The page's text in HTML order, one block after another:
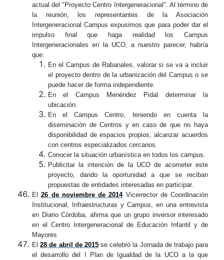
actual del "Proyecto Centro Intergeneracional". Al término de
la reunión, los representantes de la Asociación
Intergeneracional Campus expusimos que para poder dar el
impulso final que haga realidad los Campus
Intergeneracionales en la UCO, a nuestro parecer, habría
que:
En el Campus de Rabanales, valorar si se va a incluir
el proyecto dentro de la urbanización del Campus o se
puede hacer de forma independiente.
En el Campus Menéndez Pidal determinar la
ubicación.
En el Campus Centro, teniendo en cuenta la
diseminación de Centros y en caso de que no haya
disponibilidad de espacios propios, alcanzar acuerdos
con centros especializados cercanos.
Conocer la situación urbanística en todos los campus.
Publicitar la intención de la UCO de acometer este
proyecto, dando la oportunidad a que se reciban
propuestas de entidades interesadas en participar.
El26 de noviembre de 2014Vicerrector de Coordinación
Institucional, Infraestructuras y Campus, en una entrevista
en Diario Córdoba, afirma que un grupo inversor interesado
en el Centro Intergeneracional de Educación Infantil y de
Mayores
El28 de abril de 2015se celebró la Jornada de trabajo para
el desarrollo del I Plan de Igualdad de la UCO a la que